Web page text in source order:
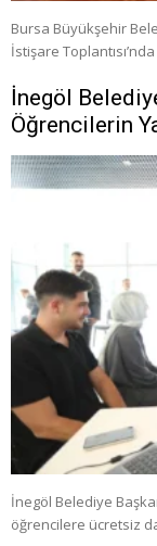
Bursa Büyükşehir
İstişare
İnegöl
Öğrencilerin
İnegöl Belediye
öğrencilere ücretsiz